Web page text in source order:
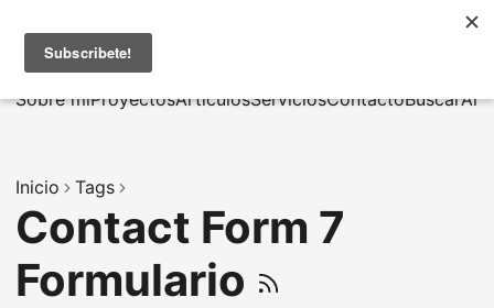
MarcusRB
Sobre míProyectosArtículosServiciosContactoBuscar
Inicio Tags
Contact Form 7
Formulario